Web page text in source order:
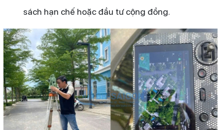
sách hạn chế hoặc đầu tư cộng đồng.